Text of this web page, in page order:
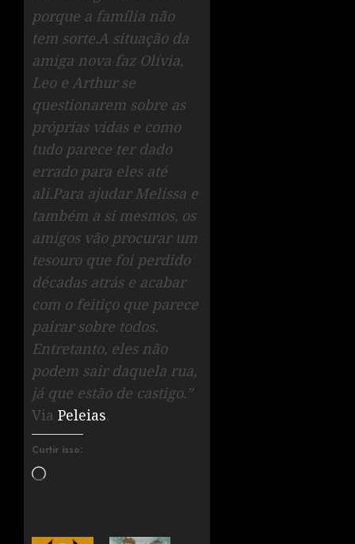
porque a família não
tem sorte.A situação da
amiga nova faz Olívia,
Leo e Arthur se
questionarem sobre as
próprias vidas e como
tudo parece ter dado
errado para eles até
ali.Para ajudar Melissa e
também a si mesmos, os
amigos vão procurar um
tesouro que foi perdido
décadas atrás e acabar
com o feitiço que parece
pairar sobre todos.
Entretanto, eles não
podem sair daquela rua,
já que estão de castigo.”
Via Peleias.
Curtir isso: